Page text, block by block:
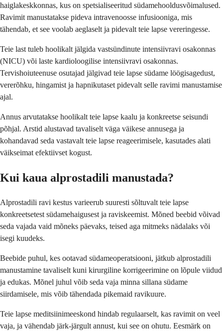
haiglakeskkonnas, kus on spetsialiseeritud südamehooldusvõimalused.
Ravimit manustatakse pideva intravenoosse infusiooniga, mis
tähendab, et see voolab aeglaselt ja pidevalt teie lapse vereringesse.
Teie last tuleb hoolikalt jälgida vastsündinute intensiivravi osakonnas
(NICU) või laste kardioloogilise intensiivravi osakonnas.
Tervishoiuteenuse osutajad jälgivad teie lapse südame löögisagedust,
vererõhku, hingamist ja hapnikutaset pidevalt selle ravimi manustamise
ajal.
Annus arvutatakse hoolikalt teie lapse kaalu ja konkreetse seisundi
põhjal. Arstid alustavad tavaliselt väga väikese annusega ja
kohandavad seda vastavalt teie lapse reageerimisele, kasutades alati
väikseimat efektiivset kogust.
Kui kaua alprostadili manustada?
Alprostadili ravi kestus varieerub suuresti sõltuvalt teie lapse
konkreetsetest südamehaigusest ja raviskeemist. Mõned beebid võivad
seda vajada vaid mõneks päevaks, teised aga mitmeks nädalaks või
isegi kuudeks.
Beebide puhul, kes ootavad südameoperatsiooni, jätkub alprostadili
manustamine tavaliselt kuni kirurgiline korrigeerimine on lõpule viidud
ja edukas. Mõnel juhul võib seda vaja minna sillana südame
siirdamisele, mis võib tähendada pikemaid ravikuure.
Teie lapse meditsiinimeeskond hindab regulaarselt, kas ravimit on veel
vaja, ja vähendab järk-järgult annust, kui see on ohutu. Eesmärk on